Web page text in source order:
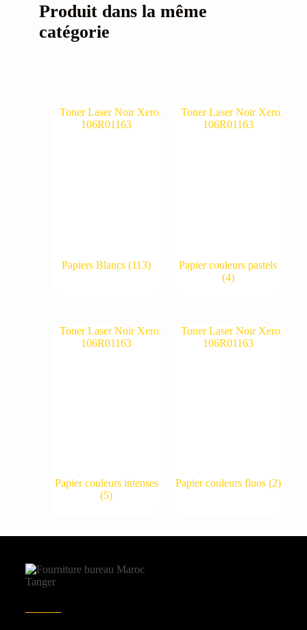
Produit dans la même
catégorie
Papiers Blancs(113)
Papier couleurs pastels
(4)
Papier couleurs intenses
(5)
Papier couleurs fluos (2)